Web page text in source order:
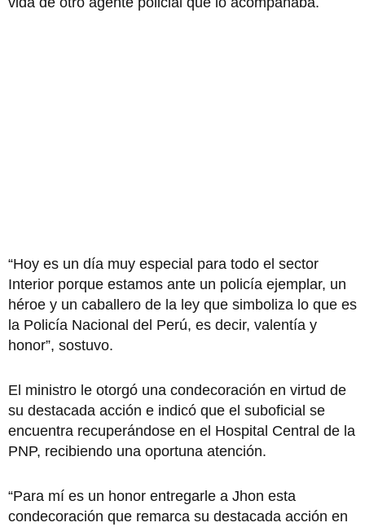
“Hoy es un día muy especial para todo el sector
Interior porque estamos ante un policía ejemplar, un
héroe y un caballero de la ley que simboliza lo que es
la Policía Nacional del Perú, es decir, valentía y
honor”, sostuvo.
El ministro le otorgó una condecoración en virtud de
su destacada acción e indicó que el suboficial se
encuentra recuperándose en el Hospital Central de la
PNP, recibiendo una oportuna atención.
“Para mí es un honor entregarle a Jhon esta
condecoración que remarca su destacada acción en